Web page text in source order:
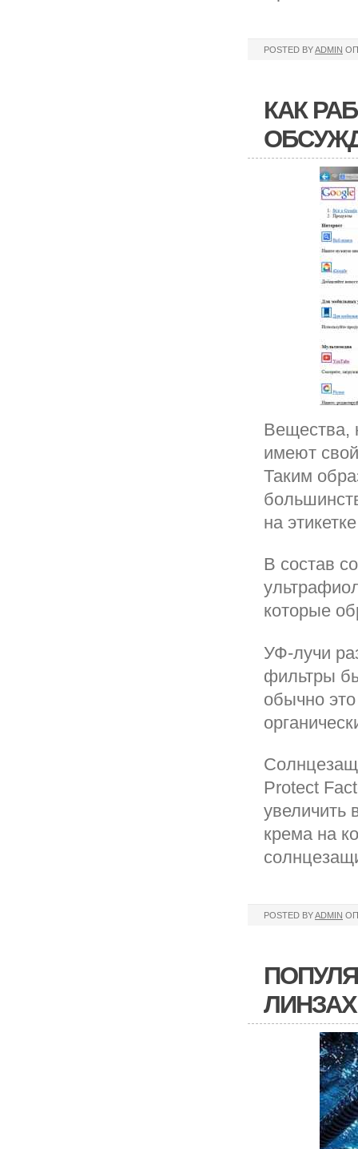
POSTED BYADMIN
КАК
Вещества,
имеют
Таким
на
В состав
которые
УФ-лучи
фильтры
обычно
Protect
увеличить
крема на
POSTED BYADMIN